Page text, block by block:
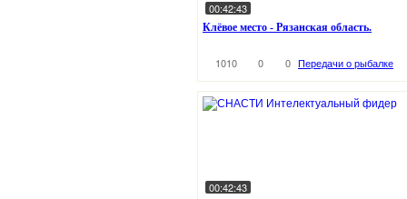
00:42:43
Клёвое место - Рязанская область.
1010 0 0 Передачи о рыбалке
00:42:43